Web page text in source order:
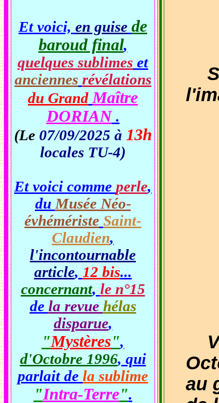
Et voici, en guise de
baroud final,
quelques sublimes et
anciennes révélations
du Grand Maître
DORIAN.
(Le 07/09/2025 à 13h
locales TU-4)
Et voici comme perle,
duMusée Néo-
évhémériste Saint-
Claudien,
l'incontournable
article, 12 bis...
concernant, le n°15
de la revue hélas
disparue,
"Mystères",
d'Octobre 1996, qui
parlait de la sublime
"Intra-Terre".
Si
au